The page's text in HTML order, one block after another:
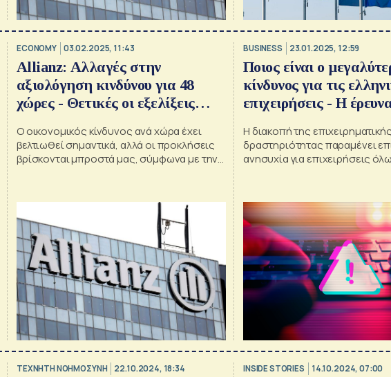
ECONOMY 03.02.2025, 11:43
Allianz: Αλλαγές στην
αξιολόγηση κινδύνου για 48
χώρες - Θετικές οι εξελίξεις
O oικονομικός κίνδυνος ανά χώρα έχει
βελτιωθεί σημαντικά, αλλά οι προκλήσεις
βρίσκονται μπροστά μας, σύμφωνα με την
BUSINESS 23.01.2025, 12:59
Ποιος είναι ο
κίνδυνος για τις
επιχειρήσεις - Η
Η διακοπή της επιχειρηματικής
δραστηριότητας παραμένει
ανησυχία για επιχειρήσεις
TΕΧΝΗΤΗ ΝΟΗΜΟΣΥΝΗ 22.10.2024, 18:34 INSIDE STORIES 14.10.2024, 07:00